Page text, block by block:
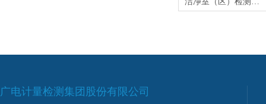
广电计量检测集团股份有限公司